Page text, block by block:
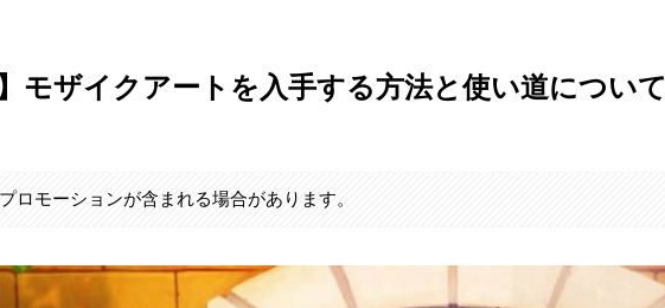
モザイクアートを入手する方法と使い道について
ロモーションが含まれる場合があります。